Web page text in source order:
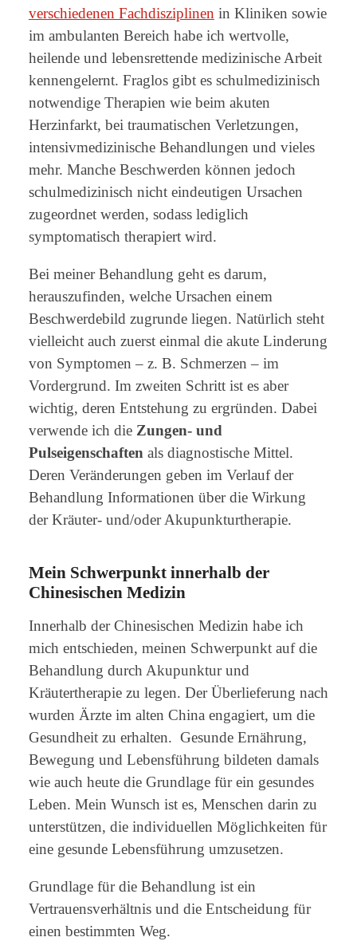
verschiedenen Fachdisziplinen in Kliniken sowie
im ambulanten Bereich habe ich wertvolle,
heilende und lebensrettende medizinische Arbeit
kennengelernt. Fraglos gibt es schulmedizinisch
notwendige Therapien wie beim akuten
Herzinfarkt, bei traumatischen Verletzungen,
intensivmedizinische Behandlungen und vieles
mehr. Manche Beschwerden können jedoch
schulmedizinisch nicht eindeutigen Ursachen
zugeordnet werden, sodass lediglich
symptomatisch therapiert wird.
Bei meiner Behandlung geht es darum,
herauszufinden, welche Ursachen einem
Beschwerdebild zugrunde liegen. Natürlich steht
vielleicht auch zuerst einmal die akute Linderung
von Symptomen – z. B. Schmerzen – im
Vordergrund. Im zweiten Schritt ist es aber
wichtig, deren Entstehung zu ergründen. Dabei
verwende ich die Zungen- und
Pulseigenschaften als diagnostische Mittel.
Deren Veränderungen geben im Verlauf der
Behandlung Informationen über die Wirkung
der Kräuter- und/oder Akupunkturtherapie.
Mein Schwerpunkt innerhalb der
Chinesischen Medizin
Innerhalb der Chinesischen Medizin habe ich
mich entschieden, meinen Schwerpunkt auf die
Behandlung durch Akupunktur und
Kräutertherapie zu legen. Der Überlieferung nach
wurden Ärzte im alten China engagiert, um die
Gesundheit zu erhalten. Gesunde Ernährung,
Bewegung und Lebensführung bildeten damals
wie auch heute die Grundlage für ein gesundes
Leben. Mein Wunsch ist es, Menschen darin zu
unterstützen, die individuellen Möglichkeiten für
eine gesunde Lebensführung umzusetzen.
Grundlage für die Behandlung ist ein
Vertrauensverhältnis und die Entscheidung für
einen bestimmten Weg.